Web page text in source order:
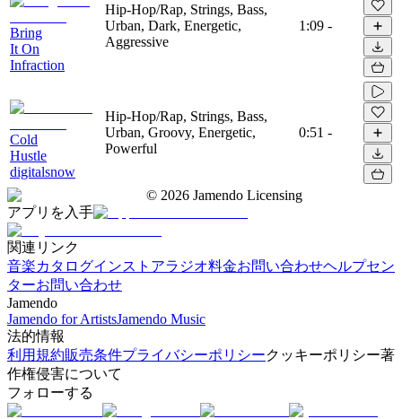
Bring
It On
Infraction
Hip-Hop/Rap, Strings, Bass,
Urban, Dark, Energetic,
Aggressive
1:09 -
Cold
Hustle
digitalsnow
Hip-Hop/Rap, Strings, Bass,
Urban, Groovy, Energetic,
Powerful
0:51 -
© 2026 Jamendo Licensing
アプリを入手
関連リンク
音楽カタログインストアラジオ料金お問い合わせヘルプセン
ターお問い合わせ
Jamendo
Jamendo for ArtistsJamendo Music
法的情報
利用規約販売条件プライバシーポリシークッキーポリシー著
作権侵害について
フォローする